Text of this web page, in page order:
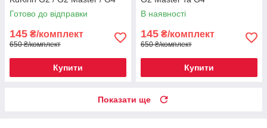
Готово до відправки
145 ₴/комплект
650 ₴/комплект
Купити
В наявності
145 ₴/комплект
650 ₴/комплект
Купити
Показати ще